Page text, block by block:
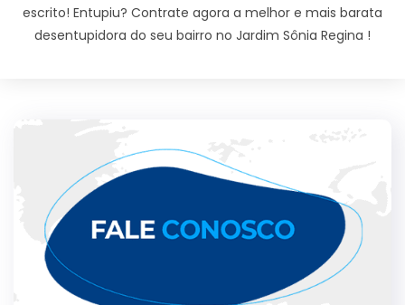
escrito! Entupiu? Contrate agora a melhor e mais barata
desentupidora do seu bairro no Jardim Sônia Regina !